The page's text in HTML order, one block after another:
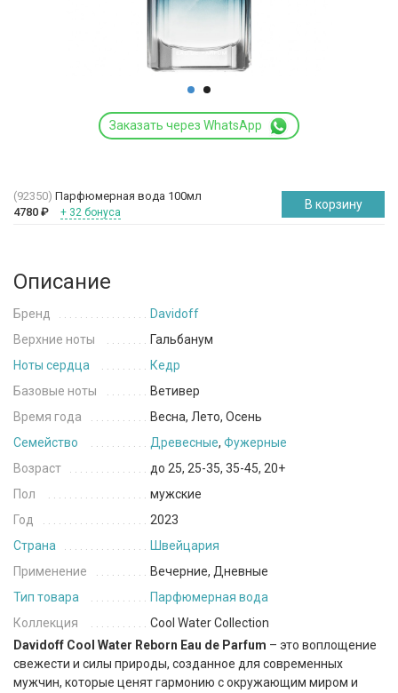
Заказать через WhatsApp
(92350) Парфюмерная вода 100мл
4780 ₽ + 32 бонуса
В корзину
Описание
Бренд
Davidoff
Верхние ноты
Гальбанум
Ноты сердца
Кедр
Базовые ноты
Ветивер
Время года
Весна, Лето, Осень
Семейство
Древесные, Фужерные
Возраст
до 25, 25-35, 35-45, 20+
Пол
мужские
Год
2023
Страна
Швейцария
Применение
Вечерние, Дневные
Тип товара
Парфюмерная вода
Коллекция
Cool Water Collection
Davidoff Cool Water Reborn Eau de Parfum – это воплощение
свежести и силы природы, созданное для современных
мужчин, которые ценят гармонию с окружающим миром и